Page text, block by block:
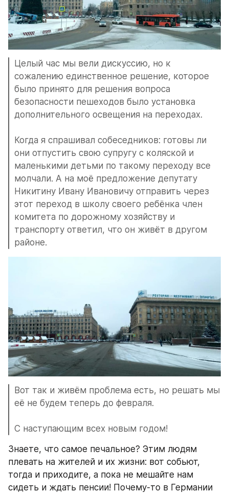
Целый час мы вели дискуссию, но к
сожалению единственное решение, которое
было принято для решения вопроса
безопасности пешеходов было установка
дополнительного освещения на переходах.
Когда я спрашивал собеседников: готовы ли
они отпустить свою супругу с коляской и
маленькими детьми по такому переходу все
молчали. А на моё предложение депутату
Никитину Ивану Ивановичу отправить через
этот переход в школу своего ребёнка член
комитета по дорожному хозяйству и
транспорту ответил, что он живёт в другом
районе.
Вот так и живём проблема есть, но решать мы
её не будем теперь до февраля.
С наступающим всех новым годом!
Знаете, что самое печальное? Этим людям
плевать на жителей и их жизни: вот собьют,
тогда и приходите, а пока не мешайте нам
сидеть и ждать пенсии! Почему-то в Германии